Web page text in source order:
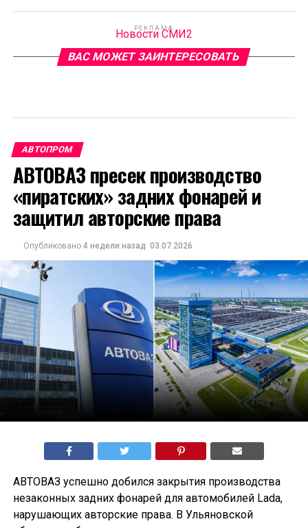
РЕКЛАМА
Новости СМИ2
ВАС МОЖЕТ ЗАИНТЕРЕСОВАТЬ
АВТОПРОМ
АВТОВАЗ пресек производство
«пиратских» задних фонарей и
защитил авторские права
Опубликовано 4 недели назад 03.07.2026
АВТОВАЗ успешно добился закрытия производства
незаконных задних фонарей для автомобилей Lada,
нарушающих авторские права. В Ульяновской